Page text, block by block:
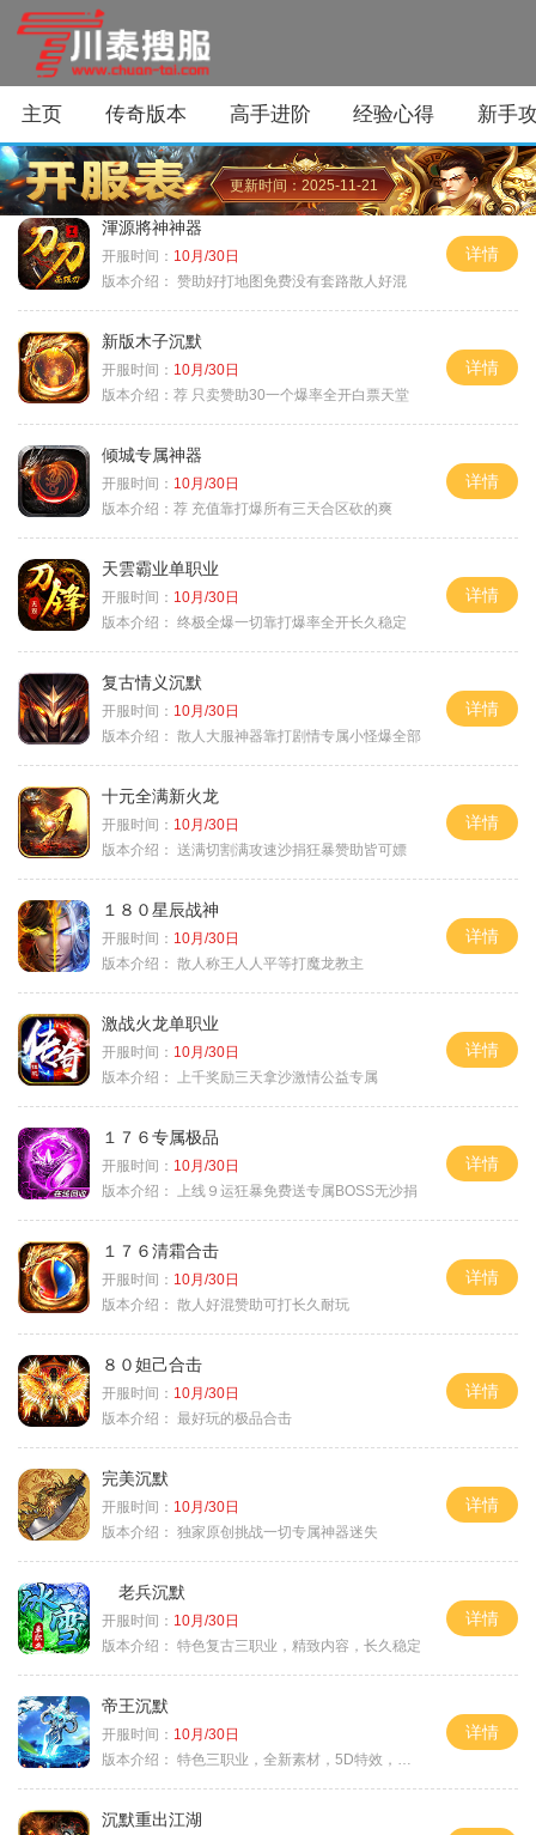
主页 传奇版本 高手进阶 经验心得 新手
更新时间：2025-11-21
渾源將神神器
开服时间： 10月/30日
版本介绍： 赞助好打地图免费没有套路散人好混
详情
新版木子沉默
开服时间： 10月/30日
版本介绍： 荐 只卖赞助30一个爆率全开白票天堂
详情
倾城专属神器
开服时间： 10月/30日
版本介绍： 荐 充值靠打爆所有三天合区砍的爽
详情
天雲霸业单职业
开服时间： 10月/30日
版本介绍： 终极全爆一切靠打爆率全开长久稳定
详情
复古情义沉默
开服时间： 10月/30日
版本介绍： 散人大服神器靠打剧情专属小怪爆全部
详情
十元全满新火龙
开服时间： 10月/30日
版本介绍： 送满切割满攻速沙捐狂暴赞助皆可嫖
详情
１８０星辰战神
开服时间： 10月/30日
版本介绍： 散人称王人人平等打魔龙教主
详情
激战火龙单职业
开服时间： 10月/30日
版本介绍：
上千奖励三天拿沙激情公益专属
详情
１７６专属极品
开服时间： 10月/30日
版本介绍：
上线９运狂暴免费送专属BOSS无沙捐
详情
１７６清霜合击
开服时间： 10月/30日
版本介绍： 散人好混赞助可打长久耐玩
详情
８０妲己合击
开服时间： 10月/30日
版本介绍： 最好玩的极品合击
详情
完美沉默
开服时间： 10月/30日
版本介绍： 独家原创挑战一切专属神器迷失
详情
老兵沉默
开服时间： 10月/30日
版本介绍： 特色复古三职业，精致内容，长久稳定
详情
帝王沉默
开服时间： 10月/30日
版本介绍： 特色三职业，全新素材，5D特效，不卡图
详情
沉默重出江湖